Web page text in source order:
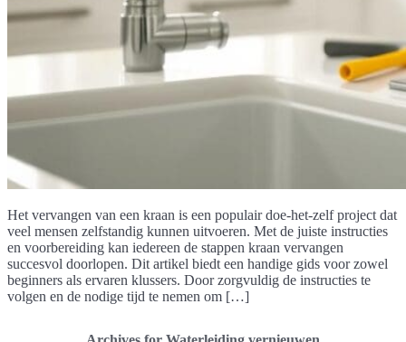
Het vervangen van een kraan is een populair doe-het-zelf project dat
veel mensen zelfstandig kunnen uitvoeren. Met de juiste instructies
en voorbereiding kan iedereen de stappen kraan vervangen
succesvol doorlopen. Dit artikel biedt een handige gids voor zowel
beginners als ervaren klussers. Door zorgvuldig de instructies te
volgen en de nodige tijd te nemen om […]